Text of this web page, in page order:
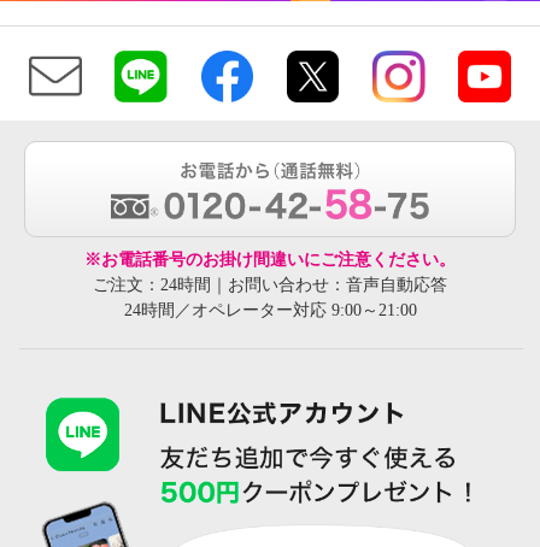
※お電話番号のお掛け間違いにご注意ください。
ご注文：24時間｜お問い合わせ：音声自動応答
24時間／オペレーター対応 9:00～21:00